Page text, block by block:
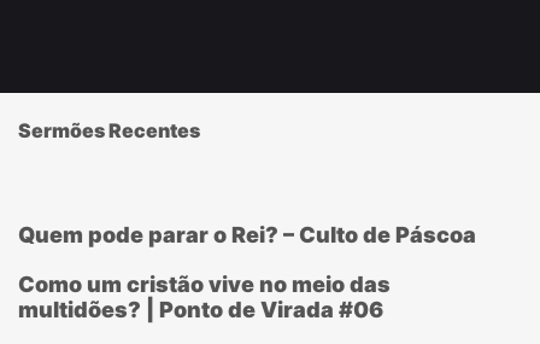
Sermões Recentes
Quem pode parar o Rei? – Culto de Páscoa
Como um cristão vive no meio das
multidões? | Ponto de Virada #06